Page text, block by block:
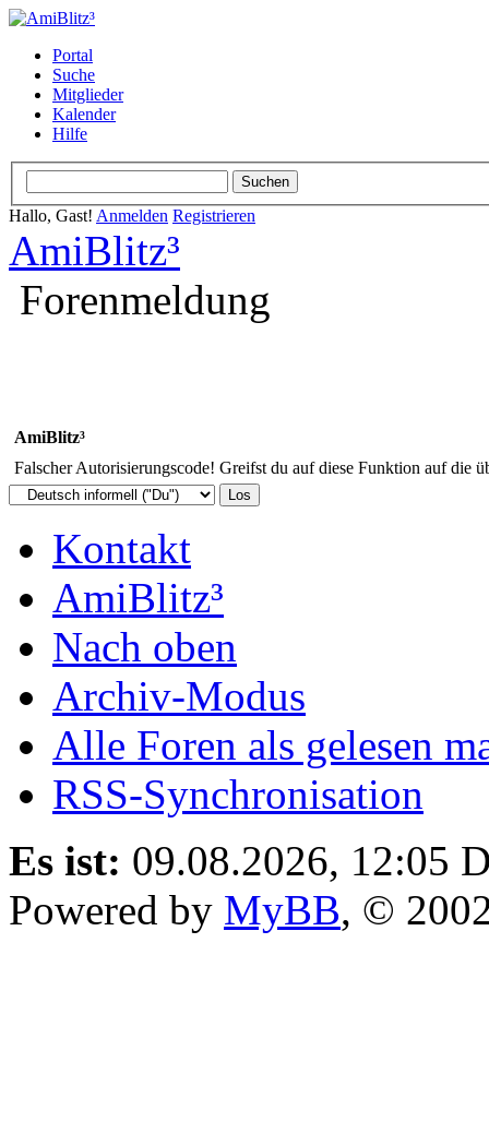
Portal
Suche
Mitglieder
Kalender
Hilfe
Hallo, Gast! Anmelden Registrieren
AmiBlitz³
Forenmeldung
AmiBlitz³
Falscher Autorisierungscode! Greifst du auf diese Funktion auf die
Kontakt
AmiBlitz³
Nach oben
Archiv-Modus
Alle Foren als gelesen
RSS-Synchronisation
Es ist: 09.08.2026, 12:05
Powered by MyBB, ©